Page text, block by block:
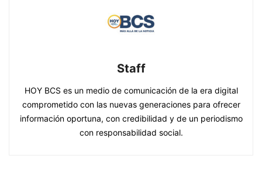
Staff
HOY BCS es un medio de comunicación de la era digital
comprometido con las nuevas generaciones para ofrecer
información oportuna, con credibilidad y de un periodismo
con responsabilidad social.